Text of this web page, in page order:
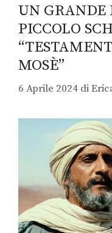
UN GRANDE
PICCOLO
MOSÈ”
6 Aprile 2024 di